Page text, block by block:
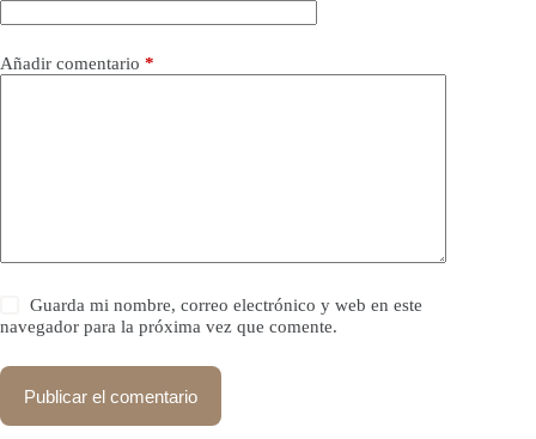
Añadir comentario *
Guarda mi nombre, correo electrónico y web en este
navegador para la próxima vez que comente.
Publicar el comentario